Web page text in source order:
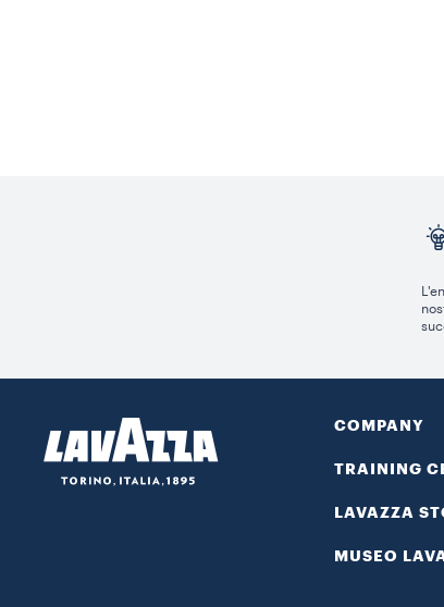
COMPANY
TRAINING
LAVAZZA
MUSEO